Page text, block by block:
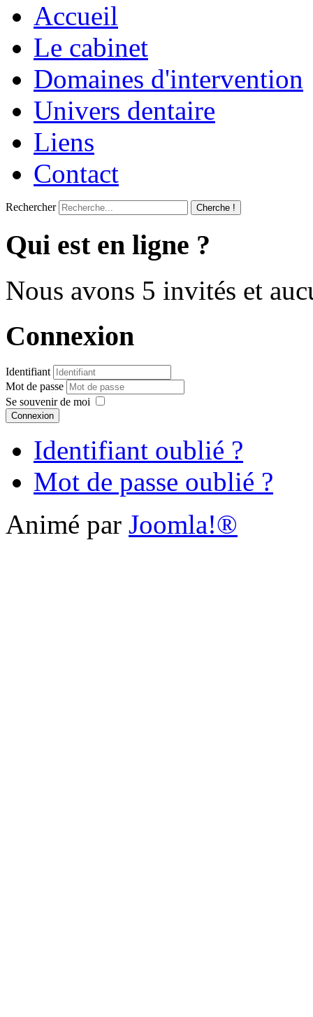
Accueil
Le cabinet
Domaines d'intervention
Univers dentaire
Liens
Contact
Rechercher Cherche !
Qui est en ligne ?
Nous avons 5 invités et
Connexion
Identifiant
Mot de passe
Se souvenir de moi
Connexion
Identifiant oublié ?
Mot de passe oublié ?
Animé par Joomla!®